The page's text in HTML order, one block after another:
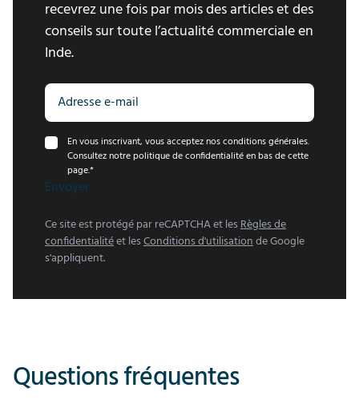
recevrez une fois par mois des articles et des
conseils sur toute l’actualité commerciale en
Inde.
En vous inscrivant, vous acceptez nos conditions générales.
Consultez notre politique de confidentialité en bas de cette
page.*
Envoyer
Ce site est protégé par reCAPTCHA et lesRègles de
confidentialitéet lesConditions d'utilisationde Google
s'appliquent.
Questions fréquentes